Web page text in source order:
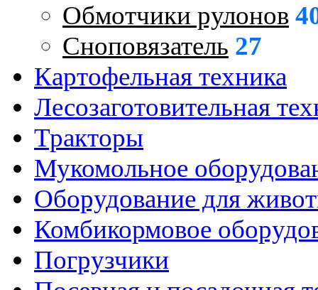
Обмотчики рулонов
Сноповязатель 27
Картофельная техника
Лесозаготовительная
Тракторы
Мукомольное
Оборудование для
Комбикормовое
Погрузчики